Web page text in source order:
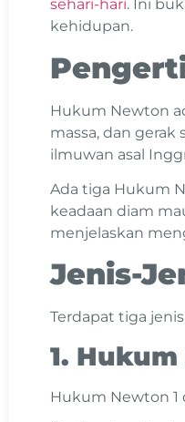
sehari-hari. Ini
kehidupan.
Hukum Newton
massa, dan
ilmuwan asal
Ada tiga Hukum
keadaan diam
menjelaskan
Jenis-
Terdapat tiga
1.
Hukum Newton 1